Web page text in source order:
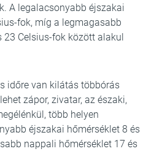
A legalacsonyabb éjszakai
fok, míg a legmagasabb
Celsius-fok között alakul
időre van kilátás többórás
zápor, zivatar, az északi,
több helyen
éjszakai hőmérséklet 8 és
nappali hőmérséklet 17 és